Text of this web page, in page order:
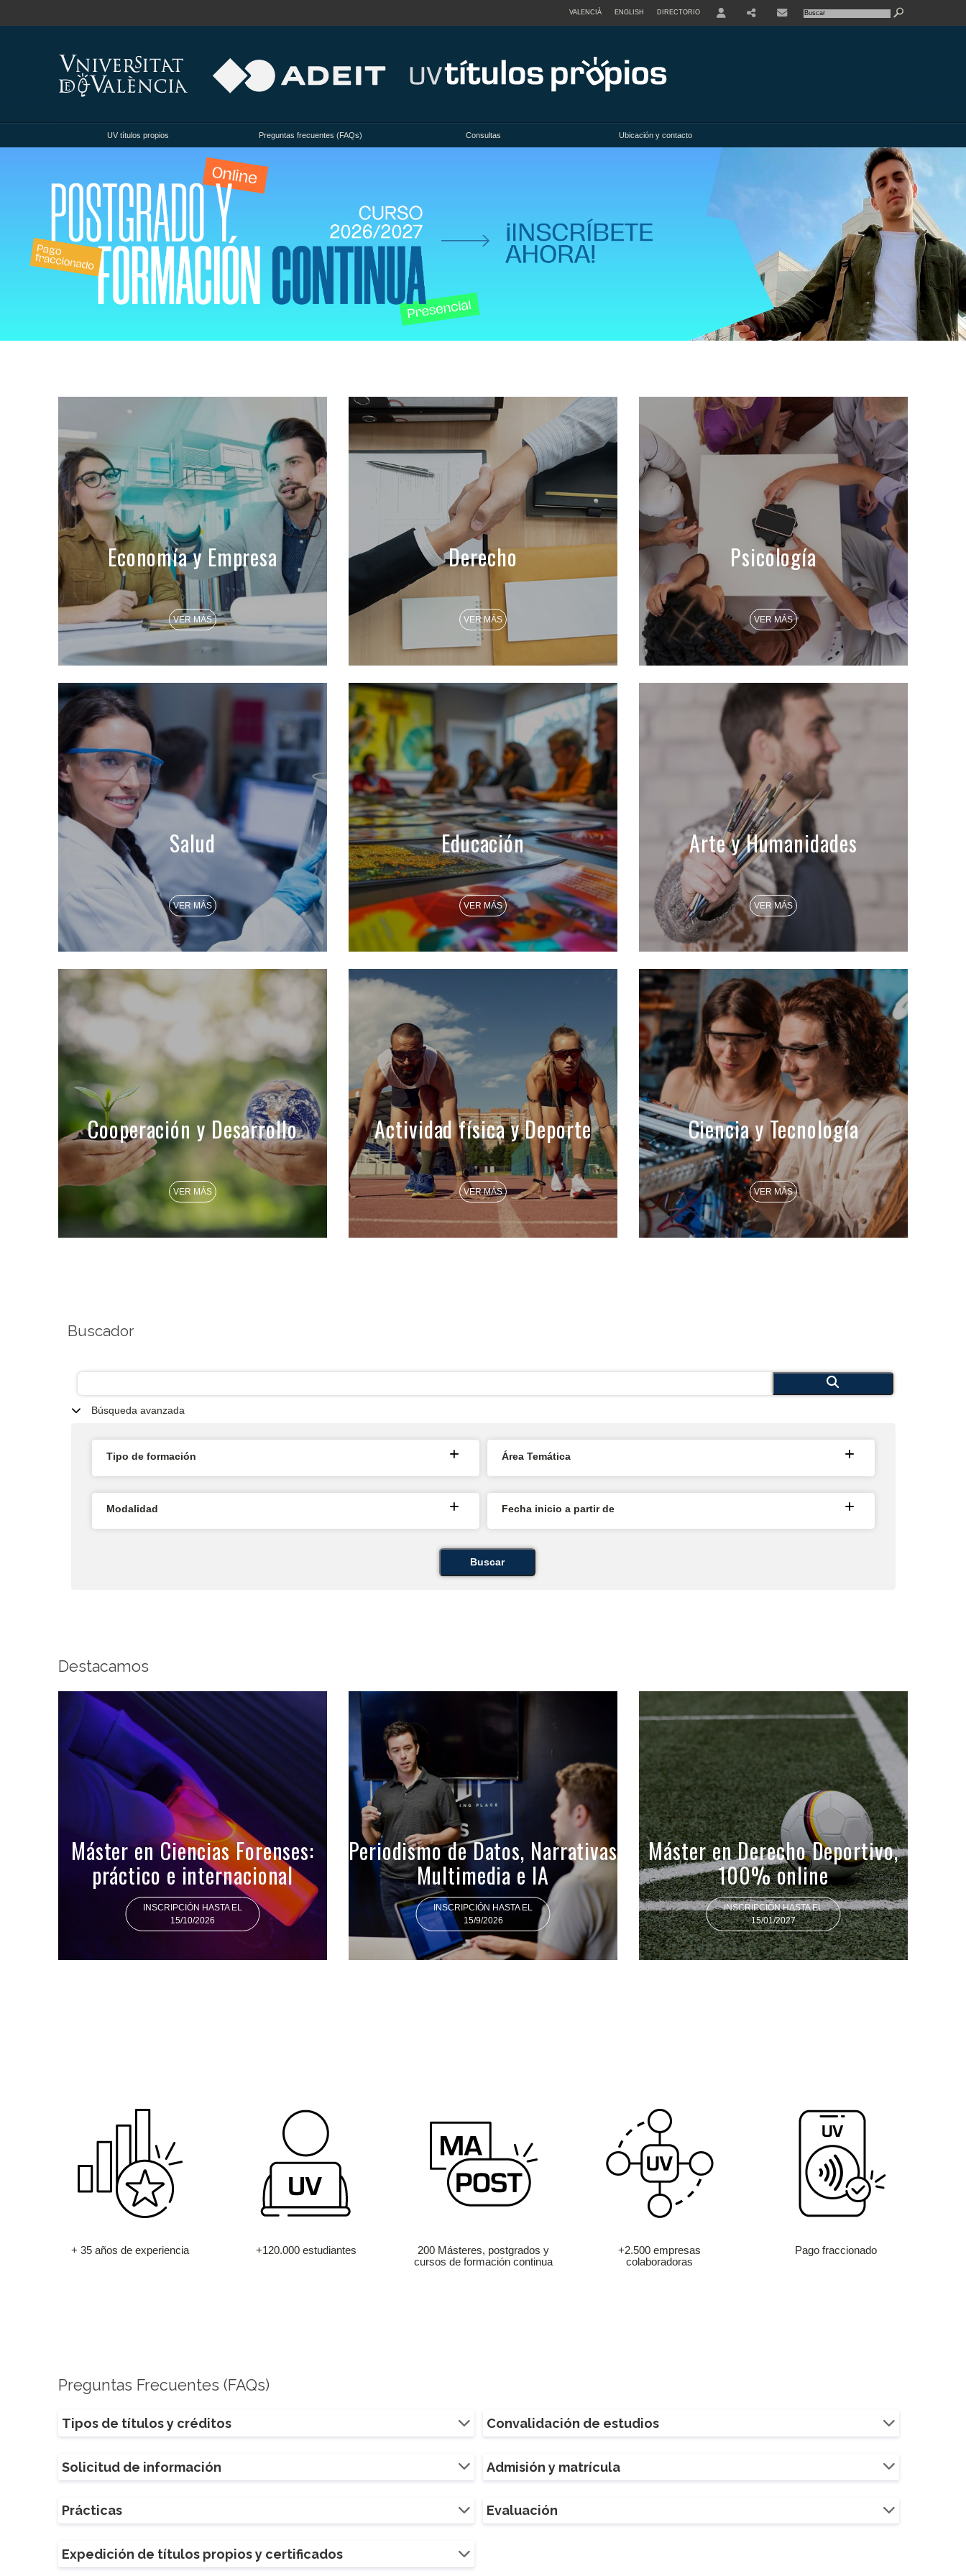
VALENCIÀ ENGLISH DIRECTORIO
UV títulos propios Preguntas frecuentes (FAQs) Consultas Ubicación y contacto
Economía y Empresa
VER MÁS
Derecho
VER MÁS
Psicología
VER MÁS
Salud
VER MÁS
Educación
VER MÁS
Arte y Humanidades
VER MÁS
Cooperación y Desarrollo
VER MÁS
Actividad física y Deporte
VER MÁS
Ciencia y Tecnología
VER MÁS
Buscador
Búsqueda avanzada
Tipo de formación Área Temática
Modalidad Fecha inicio a partir de
Buscar
Destacamos
Máster en Ciencias Forenses:
práctico e internacional
INSCRIPCIÓN HASTA EL
15/10/2026
Periodismo de Datos, Narrativas
Multimedia e IA
INSCRIPCIÓN HASTA EL
15/9/2026
Máster en Derecho Deportivo,
100% online
INSCRIPCIÓN HASTA EL
15/01/2027
+ 35 años de experiencia +120.000 estudiantes
200 Másteres, postgrados y
cursos de formación continua
+2.500 empresas
colaboradoras
Pago fraccionado
Preguntas Frecuentes (FAQs)
Tipos de títulos y créditos Convalidación de estudios
Solicitud de información Admisión y matrícula
Prácticas Evaluación
Expedición de títulos propios y certificados